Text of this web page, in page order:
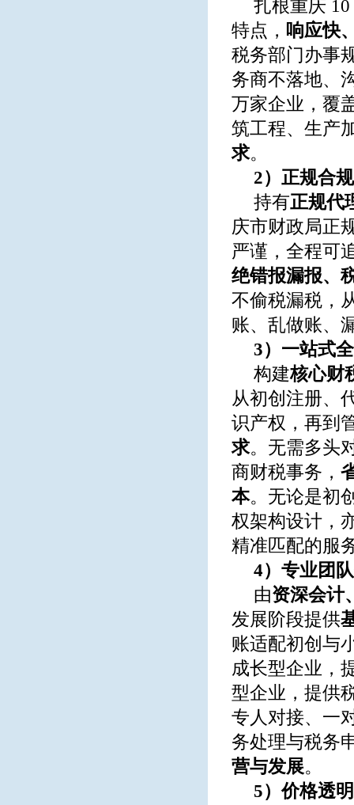
扎根重庆
特点， 响应快
税务部门办事
务商不落地、
万家企业，覆
筑工程、生产
求。
2）正规合
持有正规代
庆市财政局正
严谨，全程可
绝错报漏报、
不偷税漏税，
账、乱做账、
3）一站式
构建核心财
从初创注册、
识产权，再到
求。无需多头
商财税事务，
本。无论是初
权架构设计，
精准匹配的服
4）专业团
由资深会计
发展阶段提供
账适配初创与
成长型企业，
型企业，提供
专人对接、一
务处理与税务
营与发展。
5）价格透